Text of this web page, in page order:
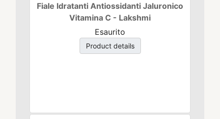
Fiale Idratanti Antiossidanti Jaluronico
Vitamina C - Lakshmi
Esaurito
Product details